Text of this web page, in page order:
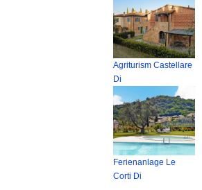
Agriturism Castellare
Di
Ferienanlage Le
Corti Di